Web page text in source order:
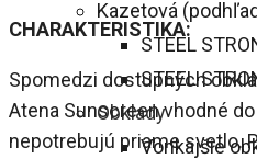
Kazetová
STEEL
STEEL
Obklady
Vonkajšie
CHARAKTERISTIKA:
Spomedzi dostupných
Atena Sunscreen vhodné
nepotrebujú priame svetlo.